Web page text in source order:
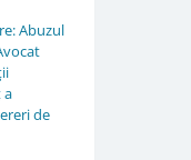
Abuzul
a
de